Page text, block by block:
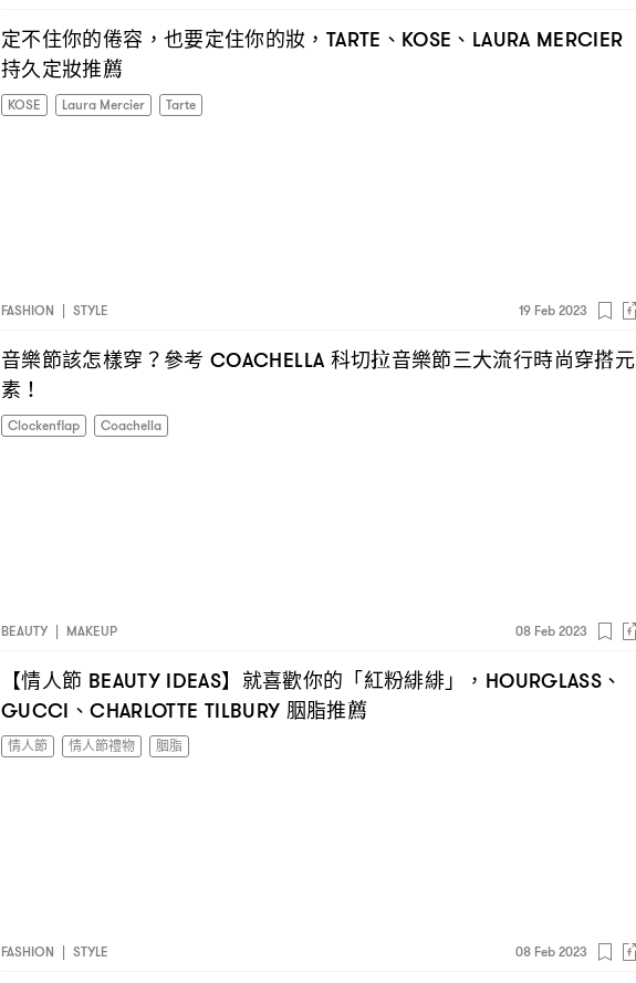
定不住你的倦容 ， 也要定住你的妝 ，TARTE 、 KOSE 、 LAURA MERCIER
持久定妝推薦
KOSE Laura Mercier Tarte
FASHION | STYLE 19 Feb 2023
音樂節該怎樣穿 ？參考 COACHELLA 科切拉音樂節三大流行時尚穿搭元
素 ！
Clockenflap Coachella
BEAUTY | MAKEUP 08 Feb 2023
【情人節 BEAUTY IDEAS】就喜歡你的「紅粉緋緋」 ，HOURGLASS 、
GUCCI 、CHARLOTTE TILBURY 胭脂推薦
情人節 情人節禮物 胭脂
FASHION | STYLE 08 Feb 2023